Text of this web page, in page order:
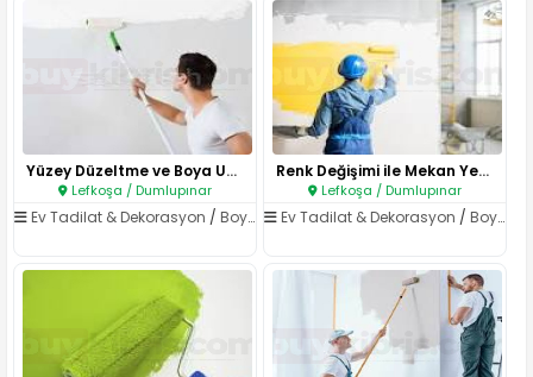
Yüzey Düzeltme ve Boya Uygulam..
Lefkoşa / Dumlupınar
Ev Tadilat & Dekorasyon / Boya & Badana
Renk Değişimi ile Mekan Yenile..
Lefkoşa / Dumlupınar
Ev Tadilat & Dekorasyon /Boya & Badana